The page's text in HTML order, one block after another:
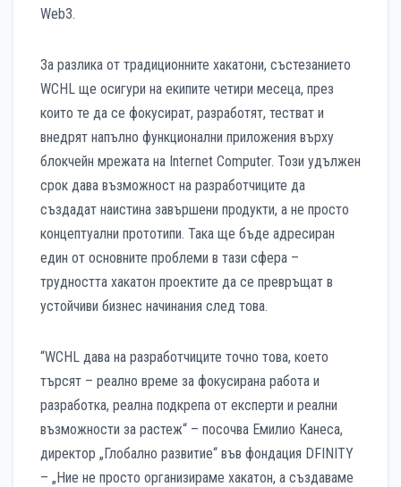
Web3.
За разлика от традиционните хакатони, състезанието
WCHL ще осигури на екипите четири месеца, през
които те да се фокусират, разработят, тестват и
внедрят напълно функционални приложения върху
блокчейн мрежата на Internet Computer. Този удължен
срок дава възможност на разработчиците да
създадат наистина завършени продукти, а не просто
концептуални прототипи. Така ще бъде адресиран
един от основните проблеми в тази сфера –
трудността хакатон проектите да се превръщат в
устойчиви бизнес начинания след това.
“WCHL дава на разработчиците точно това, което
търсят – реално време за фокусирана работа и
разработка, реална подкрепа от експерти и реални
възможности за растеж“ – посочва Емилио Канеса,
директор „Глобално развитие“ във фондация DFINITY
– „Ние не просто организираме хакатон, а създаваме